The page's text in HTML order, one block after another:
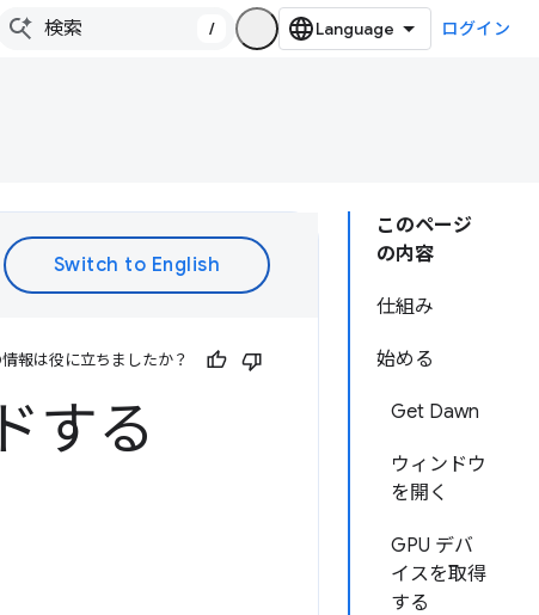
/ ログイン
このページ
の内容
仕組み
始める
Get Dawn
ウィンドウ
を開く
GPU デバ
イスを取得
する
情報は役に立ちましたか？
する